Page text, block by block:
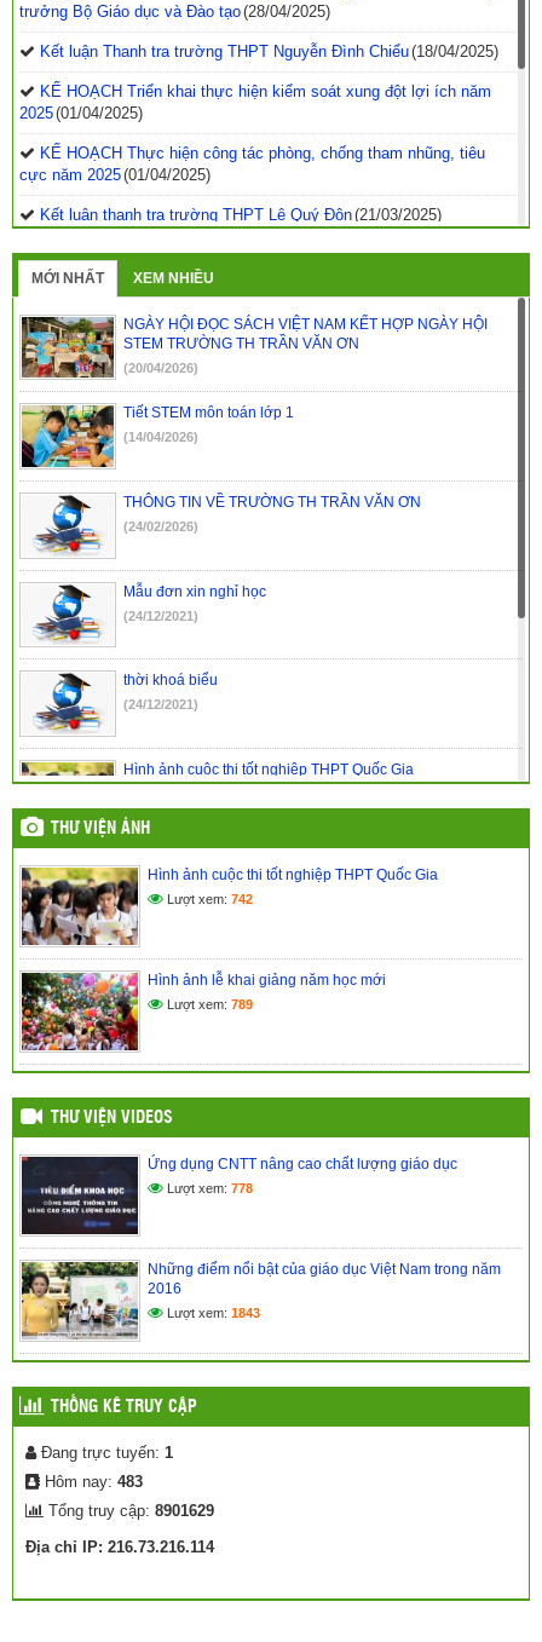
trưởng Bộ Giáo dục và Đào tạo(28/04/2025)
Kết luận Thanh tra trường THPT Nguyễn Đình Chiểu(18/04/2025)
KẾ HOẠCH Triển khai thực hiện kiểm soát xung đột lợi ích năm
2025(01/04/2025)
KẾ HOẠCH Thực hiện công tác phòng, chống tham nhũng, tiêu
cực năm 2025(01/04/2025)
Kết luận thanh tra trường THPT Lê Quý Đôn(21/03/2025)
Quyết định phê duyệt kế hoạch thanh tra kiểm tra năm
2025(21/03/2025)
Kết luận thanh tra về việc thanh tra công tác coi thi Kỳ thi tốt
nghiệp THPT năm 2024 tỉnh Đắk Nông (29/07/2024)
Kết luận thanh tra trường PTDTNT THCS&THPT huyện Krông
Nô(29/07/2024)
Kết luận thanh tra trường PTDTNT THCS và THPT huyện Đắk
R’lấp(29/07/2024)
MỚI NHẤT XEM NHIỀU
NGÀY HỘI ĐỌC SÁCH VIỆT NAM KẾT HỢP NGÀY HỘI
STEM TRƯỜNG TH TRẦN VĂN ƠN
(20/04/2026)
Tiết STEM môn toán lớp 1
(14/04/2026)
THÔNG TIN VỀ TRƯỜNG TH TRẦN VĂN ƠN
(24/02/2026)
Mẫu đơn xin nghỉ học
(24/12/2021)
thời khoá biểu
(24/12/2021)
Hình ảnh cuộc thi tốt nghiệp THPT Quốc Gia
(24/03/2017)
Kế hoạch đổi mới giáo dục nâng cao chất lượng dạy và học
(24/03/2017)
THƯ VIỆN ẢNH
Hình ảnh cuộc thi tốt nghiệp THPT Quốc Gia
Lượt xem: 742
Hình ảnh lễ khai giảng năm học mới
Lượt xem: 789
THƯ VIỆN VIDEOS
Ứng dụng CNTT nâng cao chất lượng giáo dục
Lượt xem: 778
Những điểm nổi bật của giáo dục Việt Nam trong năm
2016
Lượt xem: 1843
THỐNG KÊ TRUY CẬP
Đang trực tuyến: 1
Hôm nay: 483
Tổng truy cập: 8901629
Địa chỉ IP: 216.73.216.114